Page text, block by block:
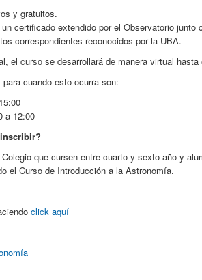
y gratuitos.
certificado extendido por el Observatorio junto
correspondientes reconocidos por la UBA.
el curso se desarrollará de manera virtual
cuando esto ocurra son:
a 12:00
que cursen entre cuarto y sexto año y
el Curso de Introducción a la Astronomía.
click aquí